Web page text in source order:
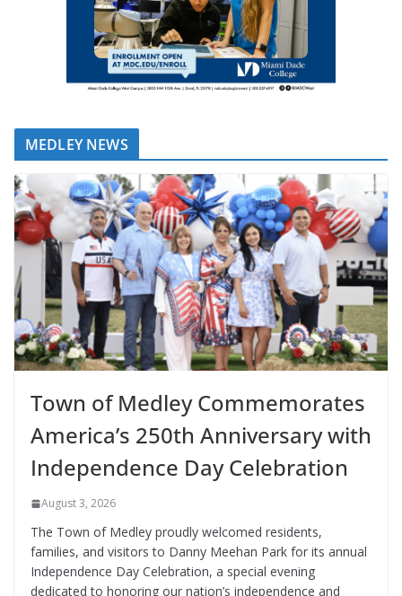
MEDLEY NEWS
Town of Medley Commemorates
America’s 250th Anniversary with
Independence Day Celebration
August 3, 2026
The Town of Medley proudly welcomed residents,
families, and visitors to Danny Meehan Park for its annual
Independence Day Celebration, a special evening
dedicated to honoring our nation’s independence and